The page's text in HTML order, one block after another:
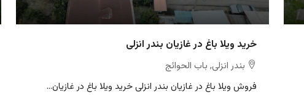
خرید ویلا باغ در غازیان بندر انزلی
بندر انزلی, باب الحوائج
فروش ویلا باغ در غازیان بندر انزلی خرید ویلا باغ در غازیان...